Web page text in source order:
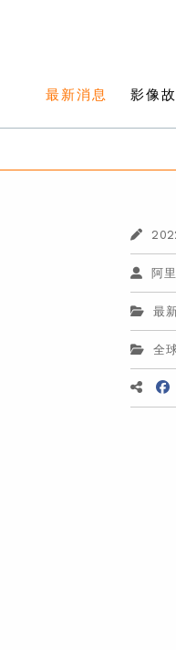
最新消息 影像
阿
最
全